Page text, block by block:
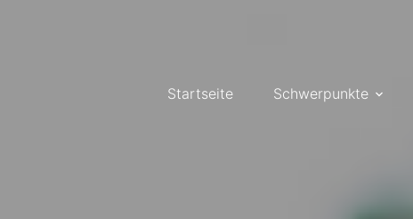
Startseite Schwerpunkte